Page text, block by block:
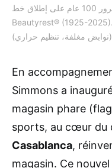
تحتفل سيمونز بيوتي ريست بمرور 100 عام على إطلاق خط
Beautyrest® (1925-2025). اكتشفوا المتجر الرئيسي الجديد في الدار
En
Simmons a
magasin phare
sports, au cœur du
Casablanca,
magasin. Ce